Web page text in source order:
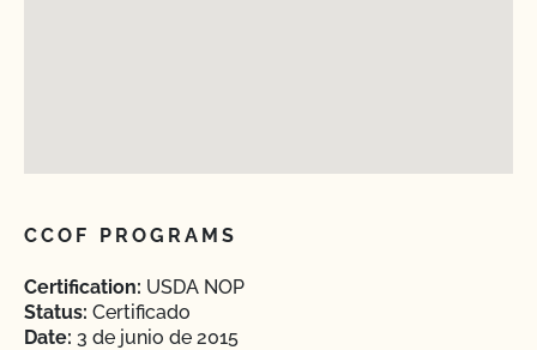
CCOF PROGRAMS
Certification: USDA NOP
Status: Certificado
Date: 3 de junio de 2015